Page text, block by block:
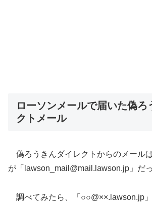
ローソンメールで届いた偽ろ
クトメール
偽ろうきんダイレクトからのメール
が「lawson_mail@mail.lawson.jp」だっ
調べてみたら、「○○@××.lawson.jp